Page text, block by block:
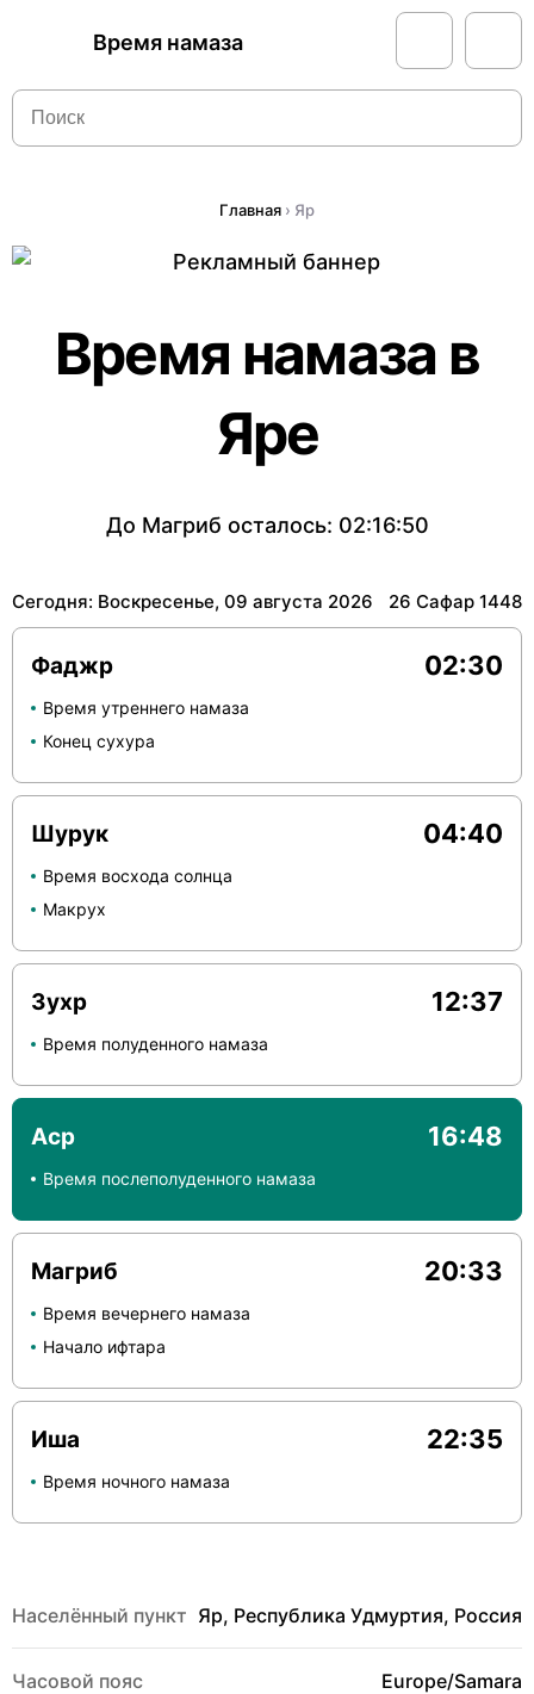
Время намаза
Главная › Яр
Время намаза в
Яре
До Магриб осталось: 02:16:50
Сегодня: Воскресенье, 09 августа 2026 26 Сафар 1448
Фаджр 02:30
Время утреннего намаза
Конец сухура
Шурук 04:40
Время восхода солнца
Макрух
Зухр 12:37
Время полуденного намаза
Аср 16:48
Время послеполуденного намаза
Магриб 20:33
Время вечернего намаза
Начало ифтара
Иша 22:35
Время ночного намаза
Населённый пункт Яр, Республика Удмуртия, Россия
Часовой пояс Europe/Samara